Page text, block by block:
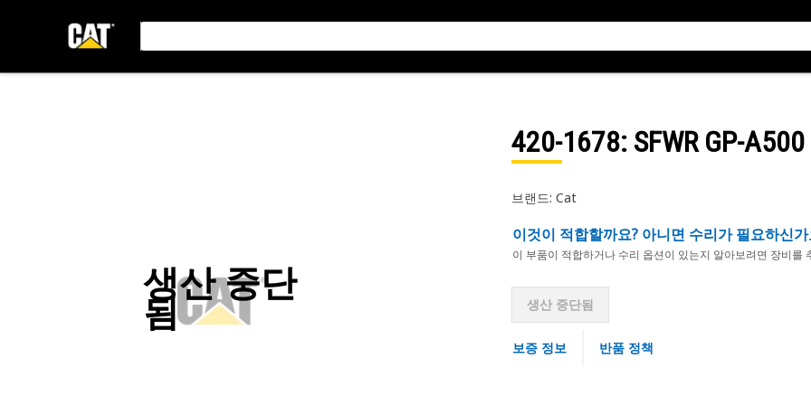
생산 중단
됨
420-1678: SFWR GP-A500
브랜드: Cat
이것이 적합할까요? 아니면 수리가 필요하신가
이 부품이 적합하거나 수리 옵션이 있는지 알아보려면 장비를
생산 중단됨
보증 정보 반품 정책